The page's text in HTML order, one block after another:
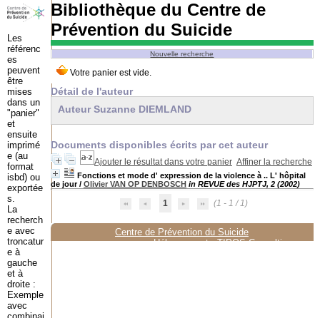
Bibliothèque du Centre de
Prévention du Suicide
Nouvelle recherche
Détail de l'auteur
Auteur Suzanne DIEMLAND
Documents disponibles écrits par cet auteur
Ajouter le résultat dans votre panier Affiner la recherche
Fonctions et mode d' expression de la violence à .. L' hôpital
de jour/ Olivier VAN OP DENBOSCH in REVUE des HJPTJ, 2 (2002)
1 (1 - 1 / 1)
Centre de Prévention du Suicide
Hébergement :TIPOS Consulting
Les
référenc
es
peuvent
être
mises
dans un
"panier"
et
ensuite
imprimé
e (au
format
isbd) ou
exportée
s.
La
recherch
e avec
troncatur
e à
gauche
et à
droite :
Exemple
avec